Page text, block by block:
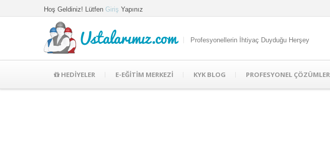
Hoş Geldiniz! Lütfen Giriş Yapınız
Ustalarımız.com Profesyonellerin İhtiyaç Duyduğu Herşey
HEDİYELER E-EĞİTİM MERKEZİ KYK BLOG PROFESYONEL ÇÖZÜMLER